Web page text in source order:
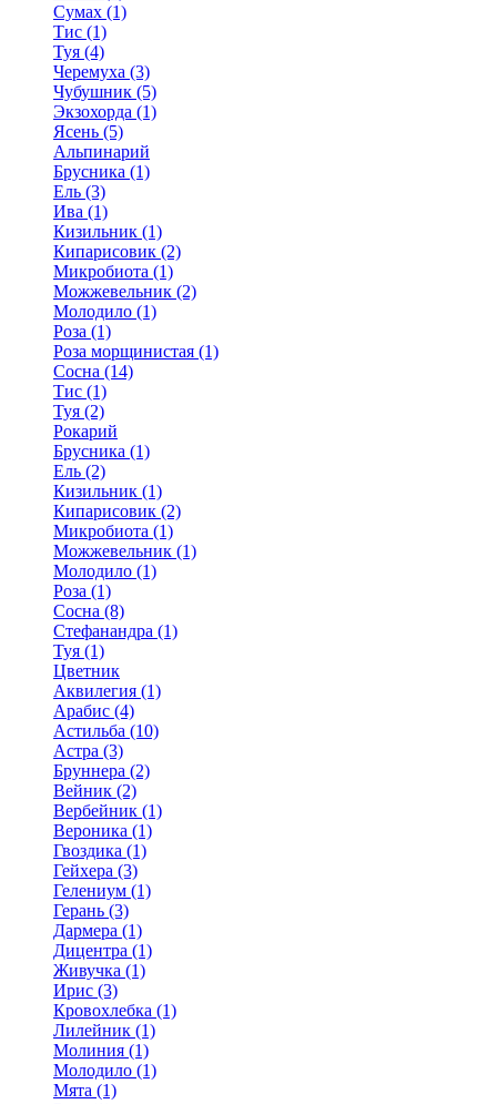
Сумах (1)
Тис (1)
Туя (4)
Черемуха (3)
Чубушник (5)
Экзохорда (1)
Ясень (5)
Альпинарий
Брусника (1)
Ель (3)
Ива (1)
Кизильник (1)
Кипарисовик (2)
Микробиота (1)
Можжевельник (2)
Молодило (1)
Роза (1)
Роза морщинистая (1)
Сосна (14)
Тис (1)
Туя (2)
Рокарий
Брусника (1)
Ель (2)
Кизильник (1)
Кипарисовик (2)
Микробиота (1)
Можжевельник (1)
Молодило (1)
Роза (1)
Сосна (8)
Стефанандра (1)
Туя (1)
Цветник
Аквилегия (1)
Арабис (4)
Астильба (10)
Астра (3)
Бруннера (2)
Вейник (2)
Вербейник (1)
Вероника (1)
Гвоздика (1)
Гейхера (3)
Гелениум (1)
Герань (3)
Дармера (1)
Дицентра (1)
Живучка (1)
Ирис (3)
Кровохлебка (1)
Лилейник (1)
Молиния (1)
Молодило (1)
Мята (1)